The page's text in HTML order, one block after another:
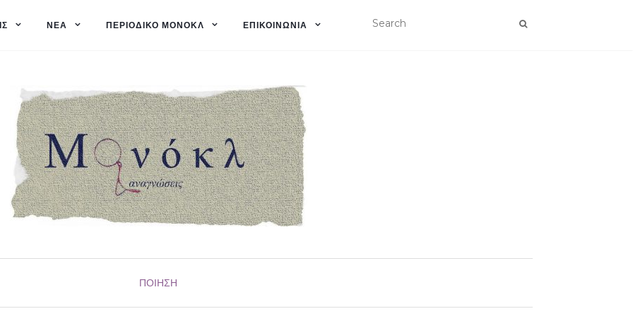
ΝΈΑ ΠΕΡΙΟΔΙΚΌ ΜΟΝΌΚΛ ΕΠΙΚΟΙΝΩΝΊΑ
ΠΟΊΗΣΗ